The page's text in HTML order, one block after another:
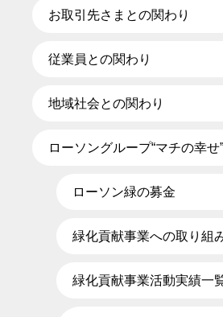
お取引先さまとの関わり
従業員との関わり
地域社会との関わり
ローソングループ“マチの幸せ
ローソン緑の募金
緑化貢献事業への取り組
緑化貢献事業活動実績一